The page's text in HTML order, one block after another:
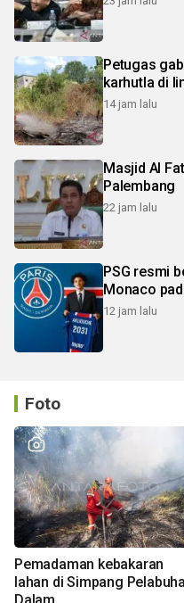
Petugas
karhutla di
14 jam lalu
Masjid Al
Palembang
22 jam lalu
PSG resmi
Monaco
12 jam lalu
Foto
Pemadaman kebakaran
lahan di Simpang